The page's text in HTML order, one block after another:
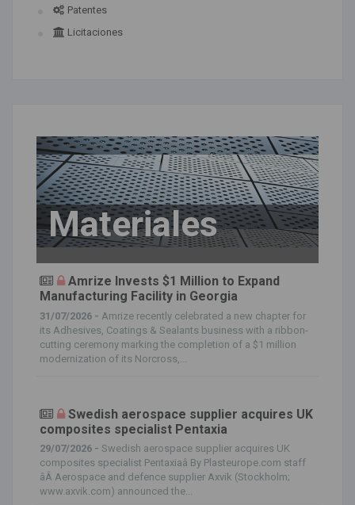
Patentes
Licitaciones
Materiales
Amrize Invests $1 Million to Expand
Manufacturing Facility in Georgia
31/07/2026 - Amrize recently celebrated a new chapter for
its Adhesives, Coatings & Sealants business with a ribbon-
cutting ceremony marking the completion of a $1 million
modernization of its Norcross,...
Swedish aerospace supplier acquires UK
composites specialist Pentaxia
29/07/2026 - Swedish aerospace supplier acquires UK
composites specialist Pentaxiaâ By Plasteurope.com staff
âÂ Aerospace and defence supplier Axvik (Stockholm;
www.axvik.com) announced the...